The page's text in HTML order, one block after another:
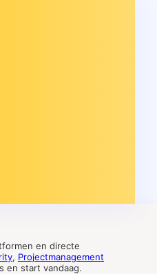
en directe
, Projectmanagement
en start vandaag.